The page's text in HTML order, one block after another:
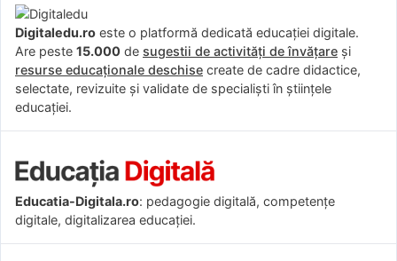
Digitaledu.ro este o platformă dedicată educației digitale.
Are peste 15.000 de sugestii de activități de învățare și
resurse educaționale deschise create de cadre didactice,
selectate, revizuite și validate de specialiști în științele
educației.
Educatia-Digitala.ro: pedagogie digitală, competențe
digitale, digitalizarea educației.